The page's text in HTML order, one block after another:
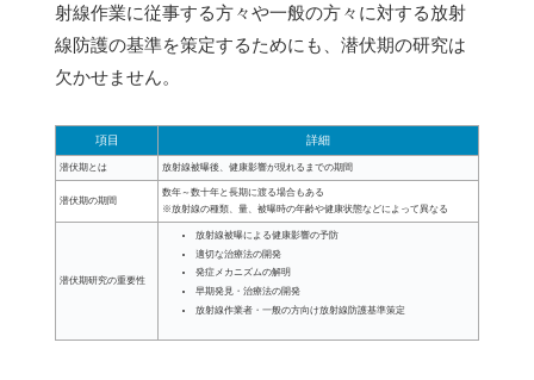
射線作業に従事する方々や一般の方々に対する放射
線防護の基準を策定するためにも、潜伏期の研究は
欠かせません。
項目 詳細
潜伏期とは 放射線被曝後、健康影響が現れるまでの期間
潜伏期の期間
数年～数十年と長期に渡る場合もある
※放射線の種類、量、被曝時の年齢や健康状態などによって異なる
潜伏期研究の重要性
放射線被曝による健康影響の予防
適切な治療法の開発
発症メカニズムの解明
早期発見・治療法の開発
放射線作業者・一般の方向け放射線防護基準策定